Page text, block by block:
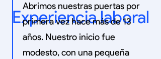
Experiencia laboral
Abrimos nuestras puertas por
primera vez hace más de 13
años. Nuestro inicio fue
modesto, con una pequeña